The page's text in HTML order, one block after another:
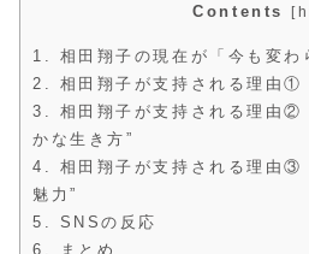
Contents [
1.
相田翔子の現在が「今も変わ
2.
相田翔子が支持される理由①
3.
相田翔子が支持される理由②
かな生き方”
4.
相田翔子が支持される理由③
魅力”
5.
SNSの反応
6.
まとめ